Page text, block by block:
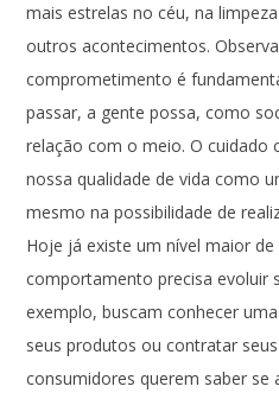
mais estrelas no céu, na
outros acontecimentos.
comprometimento é
passar, a gente possa, como
relação com o meio. O cuidado
nossa qualidade de vida como
mesmo na possibilidade de
Hoje já existe um nível maior
comportamento precisa evoluir
exemplo, buscam conhecer
seus produtos ou contratar
consumidores querem saber se